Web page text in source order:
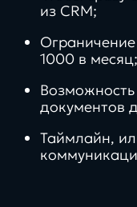
из CRM;
1000 в месяц;
документов
Таймлайн,